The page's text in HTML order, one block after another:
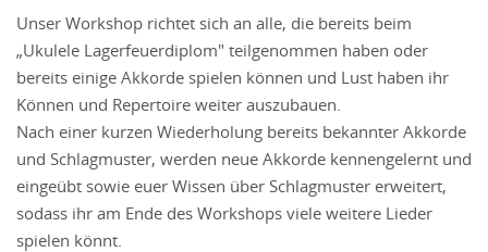
Unser Workshop richtet sich an alle, die bereits beim
„Ukulele Lagerfeuerdiplom" teilgenommen haben oder
bereits einige Akkorde spielen können und Lust haben ihr
Können und Repertoire weiter auszubauen.
Nach einer kurzen Wiederholung bereits bekannter Akkorde
und Schlagmuster, werden neue Akkorde kennengelernt und
eingeübt sowie euer Wissen über Schlagmuster erweitert,
sodass ihr am Ende des Workshops viele weitere Lieder
spielen könnt.